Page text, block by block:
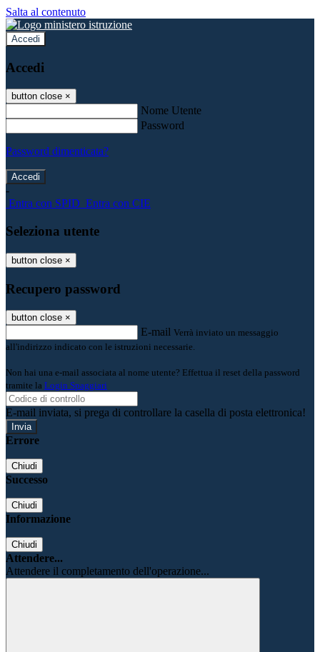
Salta al contenuto
Accedi
Accedi
button close ×
Nome Utente
Password
Password dimenticata?
-
Entra con SPID Entra con CIE
Seleziona utente
button close ×
Recupero password
button close ×
E-mail Verrà inviato un messaggio
all'indirizzo indicato con le istruzioni necessarie.
Non hai una e-mail associata al nome utente? Effettua il reset della password
tramite la Login Spaggiari
E-mail inviata, si prega di controllare la casella di posta elettronica!
Errore
Chiudi
Successo
Chiudi
Informazione
Chiudi
Attendere...
Attendere il completamento dell'operazione...